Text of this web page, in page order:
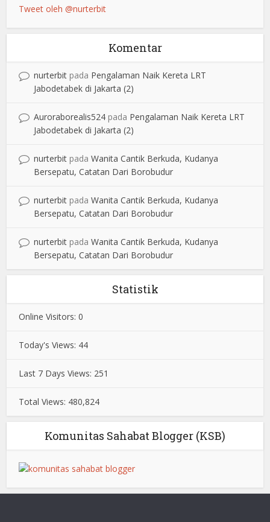
Tweet oleh @nurterbit
Komentar
nurterbit pada Pengalaman Naik Kereta LRT
Jabodetabek di Jakarta (2)
Auroraborealis524 pada Pengalaman Naik Kereta LRT
Jabodetabek di Jakarta (2)
nurterbit padaWanita Cantik Berkuda, Kudanya
Bersepatu, Catatan Dari Borobudur
nurterbit padaWanita Cantik Berkuda, Kudanya
Bersepatu, Catatan Dari Borobudur
nurterbit padaWanita Cantik Berkuda, Kudanya
Bersepatu, Catatan Dari Borobudur
Statistik
Online Visitors:0
Today's Views: 44
Last 7 Days Views: 251
Total Views: 480,824
Komunitas Sahabat Blogger (KSB)